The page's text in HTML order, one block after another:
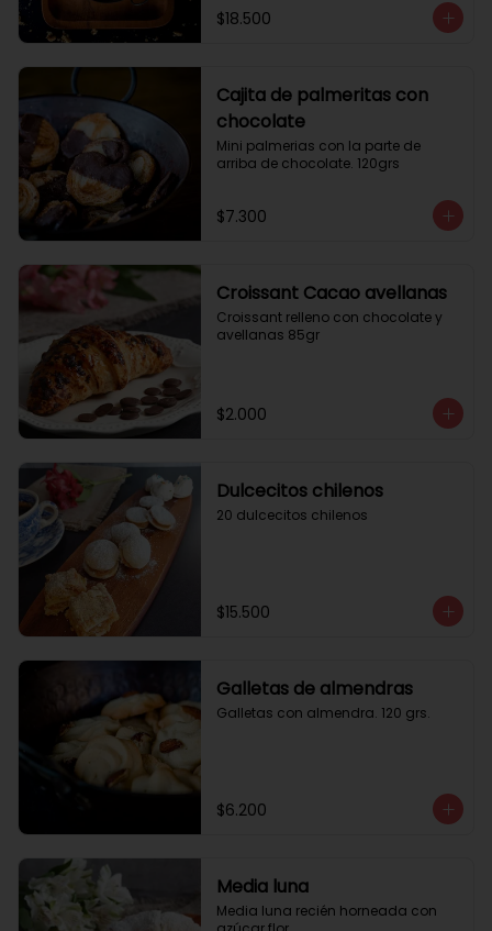
$18.500
Cajita de palmeritas con
chocolate
Mini palmerias con la parte de
arriba de chocolate. 120grs
$7.300
Croissant Cacao avellanas
Croissant relleno con chocolate y
avellanas 85gr
$2.000
Dulcecitos chilenos
20 dulcecitos chilenos
$15.500
Galletas de almendras
Galletas con almendra. 120 grs.
$6.200
Media luna
Media luna recién horneada con